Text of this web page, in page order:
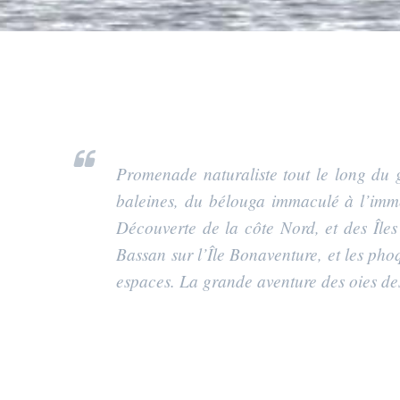
Promenade naturaliste tout le long du
baleines, du bélouga immaculé à
Découverte de la côte Nord, et des
Bassan sur l’Île Bonaventure, et les
espaces. La grande aventure des oies